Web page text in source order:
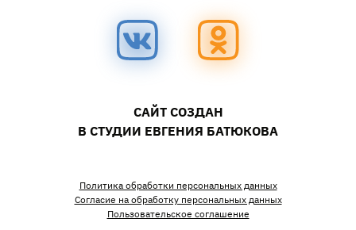
САЙТ СОЗДАН
В СТУДИИ ЕВГЕНИЯ БАТЮКОВА
Политика обработки персональных данных
Согласие на обработку персональных данных
Пользовательское соглашение